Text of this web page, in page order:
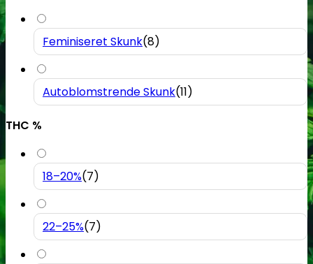
Feminiseret Skunk(8)
Autoblomstrende Skunk(11)
THC %
18–20%(7)
22–25%(7)